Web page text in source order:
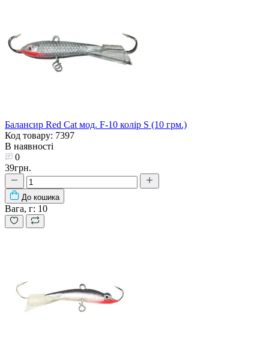
Балансир Red Cat мод. F-10 колір S (10 грм.)
Код товару: 7397
В наявності
0
39грн.
До кошика
Вага, г: 10